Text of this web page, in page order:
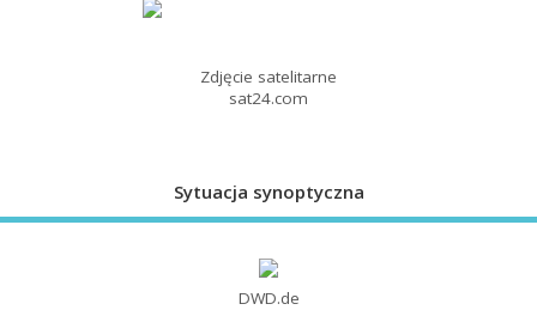
Zdjęcie satelitarne
sat24.com
Sytuacja synoptyczna
DWD.de